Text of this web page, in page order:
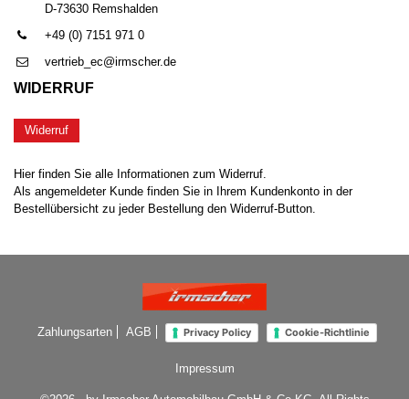
D-73630 Remshalden
+49 (0) 7151 971 0
vertrieb_ec@irmscher.de
WIDERRUF
Widerruf
Hier finden Sie alle Informationen zum Widerruf.
Als angemeldeter Kunde finden Sie in Ihrem Kundenkonto in der
Bestellübersicht zu jeder Bestellung den Widerruf-Button.
Zahlungsarten AGB Privacy Policy Cookie-Richtlinie
Impressum